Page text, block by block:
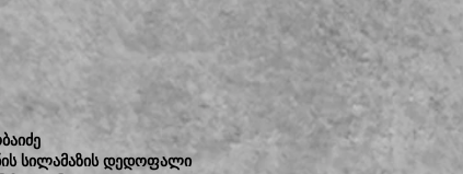
სილამაზის დედოფალი